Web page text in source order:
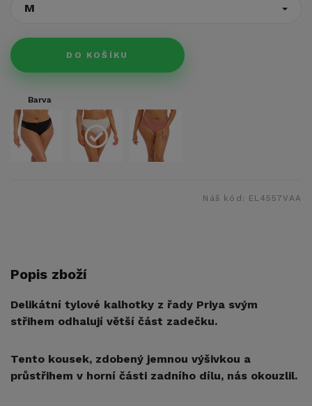
M
DO KOŠÍKU
Barva
Náš kód: EL4557VAA
Popis zboží
Delikátní tylové kalhotky z řady Priya svým
střihem odhalují větší část zadečku.
Tento kousek, zdobený jemnou výšivkou a
průstřihem v horní části zadního dílu, nás okouzlil.